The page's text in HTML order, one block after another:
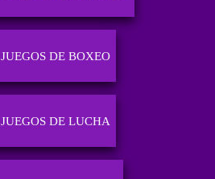
JUEGOS DE BOXEO
JUEGOS DE LUCHA